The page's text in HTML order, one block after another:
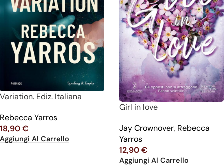
Variation. Ediz. Italiana
Rebecca Yarros
18,90€
Aggiungi Al Carrello
Girl in love
Jay Crownover, Rebecca
Yarros
12,90€
Aggiungi Al Carrello